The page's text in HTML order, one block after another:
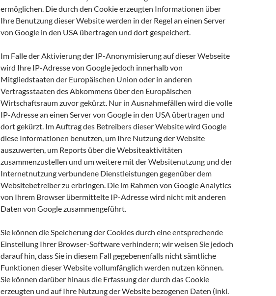
ermöglichen. Die durch den Cookie erzeugten Informationen über
Ihre Benutzung dieser Website werden in der Regel an einen Server
von Google in den USA übertragen und dort gespeichert.
Im Falle der Aktivierung der IP-Anonymisierung auf dieser Webseite
wird Ihre IP-Adresse von Google jedoch innerhalb von
Mitgliedstaaten der Europäischen Union oder in anderen
Vertragsstaaten des Abkommens über den Europäischen
Wirtschaftsraum zuvor gekürzt. Nur in Ausnahmefällen wird die volle
IP-Adresse an einen Server von Google in den USA übertragen und
dort gekürzt. Im Auftrag des Betreibers dieser Website wird Google
diese Informationen benutzen, um Ihre Nutzung der Website
auszuwerten, um Reports über die Websiteaktivitäten
zusammenzustellen und um weitere mit der Websitenutzung und der
Internetnutzung verbundene Dienstleistungen gegenüber dem
Websitebetreiber zu erbringen. Die im Rahmen von Google Analytics
von Ihrem Browser übermittelte IP-Adresse wird nicht mit anderen
Daten von Google zusammengeführt.
Sie können die Speicherung der Cookies durch eine entsprechende
Einstellung Ihrer Browser-Software verhindern; wir weisen Sie jedoch
darauf hin, dass Sie in diesem Fall gegebenenfalls nicht sämtliche
Funktionen dieser Website vollumfänglich werden nutzen können.
Sie können darüber hinaus die Erfassung der durch das Cookie
erzeugten und auf Ihre Nutzung der Website bezogenen Daten (inkl.